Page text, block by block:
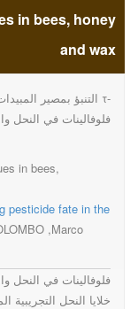
(part 1):
τ-
in bees,
and wax
in bees, honey
and wax
فلوفالينات في النحل
in bees,
pesticide fate in the
,Marco
خلايا النحل التجريبية